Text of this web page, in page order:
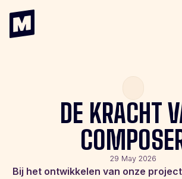
DE KRACHT
29 May 2026
Bij het ontwikkelen van onze